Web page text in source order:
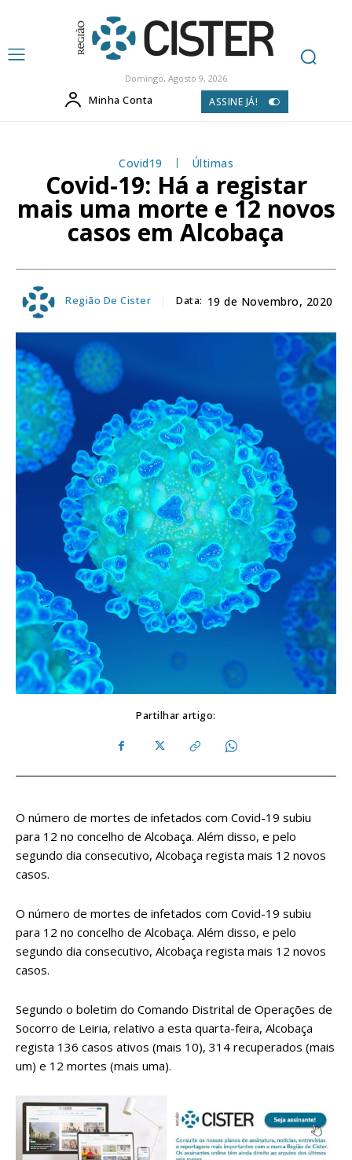
Domingo, Agosto 9, 2026
Minha Conta ASSINE JÁ!
Covid19 Últimas
Covid-19: Há a registar
mais uma morte e 12 novos
casos em Alcobaça
Região De Cister Data: 19 de Novembro, 2020
Partilhar artigo:
O número de mortes de infetados com Covid-19 subiu
para 12 no concelho de Alcobaça. Além disso, e pelo
segundo dia consecutivo, Alcobaça regista mais 12 novos
casos.
O número de mortes de infetados com Covid-19 subiu
para 12 no concelho de Alcobaça. Além disso, e pelo
segundo dia consecutivo, Alcobaça regista mais 12 novos
casos.
Segundo o boletim do Comando Distrital de Operações de
Socorro de Leiria, relativo a esta quarta-feira, Alcobaça
regista 136 casos ativos (mais 10), 314 recuperados (mais
um) e 12 mortes (mais uma).